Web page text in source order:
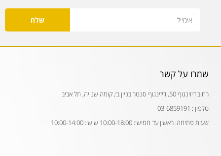
שלח
שמרו על קשר
רחוב דיזינגוף 50, דיזינגוף סנטר בניין ב׳, קומה שנייה, תל אביב
טלפון : 03-6859191
שעות פתיחה: ראשון עד חמישי: 10:00-18:00 שישי: 10:00-14:00